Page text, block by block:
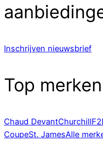
Inschrijven nieuwsbrief
Top merken
Chaud DevantChurchill
CoupeSt. JamesAlle